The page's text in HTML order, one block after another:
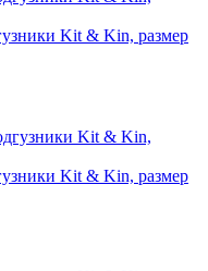
Kit & Kin, размер
Kit & Kin, размер